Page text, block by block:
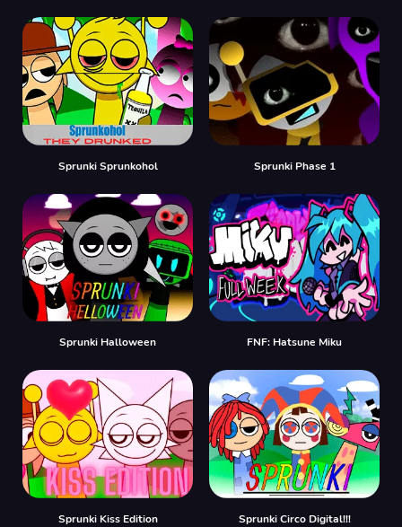
Sprunki Sprunkohol Sprunki Phase 1
Sprunki Halloween FNF: Hatsune Miku
Sprunki Kiss Edition Sprunki Circo Digital!!!